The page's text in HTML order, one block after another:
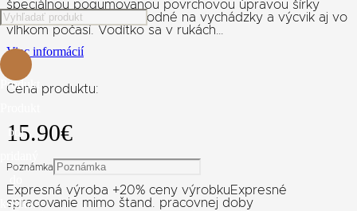
Produkt
bol
košíka.
špeciálnou pogumovanou povrchovou úpravou šírky
25mm a dĺžky 3m, je vhodné na vychádzky a výcvik aj vo
vlhkom počasí. Vodítko sa v rukách…
Viac informácií
Cena produktu:
15.90€
Poznámka
Expresná výroba +20% ceny výrobkuExpresné
spracovanie mimo štand. pracovnej doby